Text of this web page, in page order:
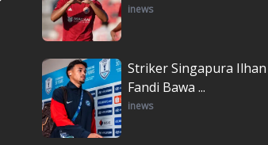
inews
Striker Singapura Ilhan
Fandi Bawa ...
inews